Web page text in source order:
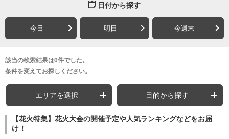
日付から探す
今日 明日 今週末
該当の検索結果は0件でした。
条件を変えてお探しください。
エリアを選択 目的から探す
【花火特集】花火大会の開催予定や人気ランキングなどをお届
け！